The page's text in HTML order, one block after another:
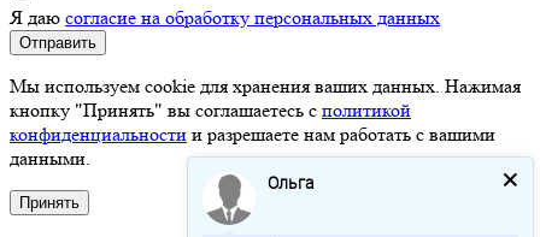
Я даю согласие на обработку персональных данных
Отправить
Мы используем cookie для хранения ваших данных. Нажимая
кнопку "Принять" вы соглашаетесь с политикой
конфиденциальности и разрешаете нам работать с вашими
данными.
Принять
Ольга